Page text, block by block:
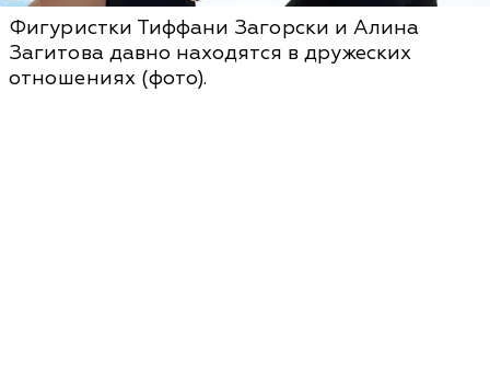
Фигуристки Тиффани Загорски и Алина
Загитова давно находятся в дружеских
отношениях (фото).